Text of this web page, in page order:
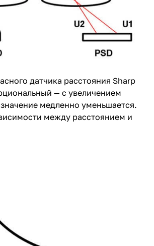
датчика расстояния Sharp
— с увеличением
медленно уменьшается.
между расстоянием и